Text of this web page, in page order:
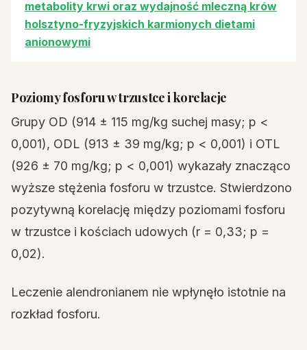
metabolity krwi oraz wydajność mleczną krów
holsztyno-fryzyjskich karmionych dietami
anionowymi
Poziomy fosforu w trzustce i korelacje
Grupy OD (914 ± 115 mg/kg suchej masy; p <
0,001), ODL (913 ± 39 mg/kg; p < 0,001) i OTL
(926 ± 70 mg/kg; p < 0,001) wykazały znacząco
wyższe stężenia fosforu w trzustce. Stwierdzono
pozytywną korelację między poziomami fosforu
w trzustce i kościach udowych (r = 0,33; p =
0,02).
Leczenie alendronianem nie wpłynęło istotnie na
rozkład fosforu.